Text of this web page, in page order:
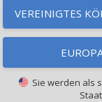
VEREINIGTES
Sie werden als